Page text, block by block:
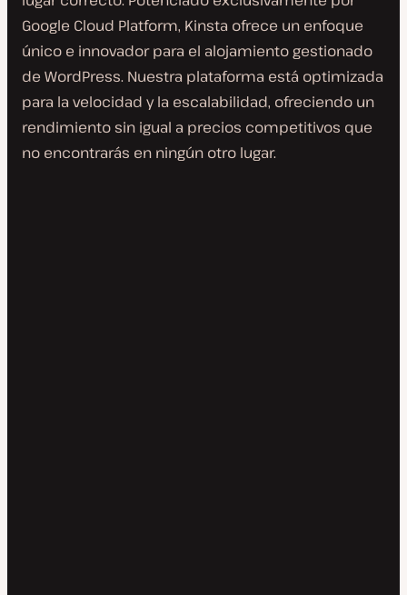
Google Cloud Platform, Kinsta ofrece un enfoque
único e innovador para el alojamiento gestionado
de WordPress. Nuestra plataforma está optimizada
para la velocidad y la escalabilidad, ofreciendo un
rendimiento sin igual a precios competitivos que
no encontrarás en ningún otro lugar.